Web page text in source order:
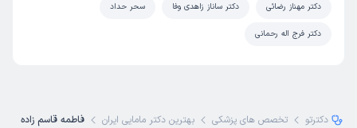
دکتر مهناز رضائی دکتر ساناز زاهدی وفا سحر حداد
دکتر فرج اله رحمانی
دکترتو تخصص های پزشکی بهترین دکتر مامایی ایران فاطمه قاسم زاده